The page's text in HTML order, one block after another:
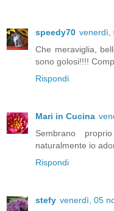
speedy70 venerdì,
Che meraviglia,
sono golosi!!!!
Rispondi
Mari in Cucina
Sembrano
naturalmente io
Rispondi
stefy venerdì, 05